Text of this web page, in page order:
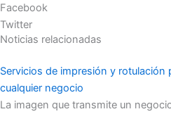
Facebook
Twitter
Noticias relacionadas
Servicios de impresión y rotulación
cualquier negocio
La imagen que transmite un